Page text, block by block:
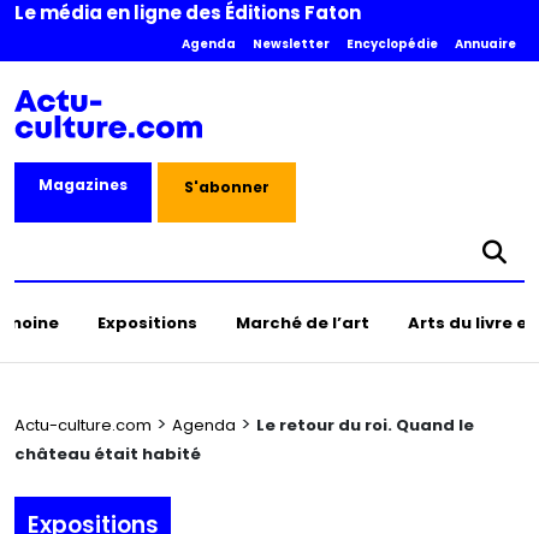
Le média en ligne des Éditions Faton
Agenda Newsletter Encyclopédie Annuaire
Magazines S'abonner
Expositions Marché de l’art Arts du livre
Actu-culture.com > Agenda > Le retour du roi. Quand le
château était habité
Expositions